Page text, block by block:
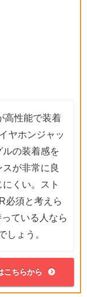
高性能で装着
ヤホンジャッ
ルの装着感を
が非常に良
くい。スト
必須と考えら
ている人なら
しょう。
こちらから